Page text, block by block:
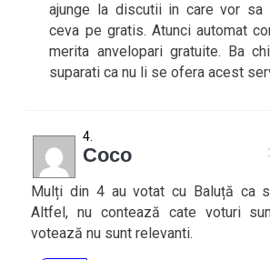
ajunge la discutii in care vor sa
ceva pe gratis. Atunci automat
merita anvelopari gratuite. Ba
suparati ca nu li se ofera acest
Coco
Mulți din 4 au votat cu Baluță ca
Altfel, nu contează cate voturi
votează nu sunt relevanti.